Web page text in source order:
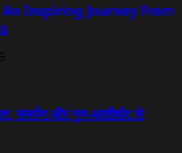
Inspiring Journey From
समर्पण और गुरु-आशीर्वाद से